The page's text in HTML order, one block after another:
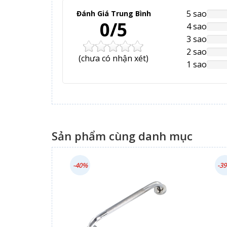
Đánh Giá Trung Bình
0/5
(chưa có nhận xét)
5 saoNAN%
4 saoNAN%
3 saoNAN%
2 saoNAN%
1 saoNAN%
Sản phẩm cùng danh mục
-40% -